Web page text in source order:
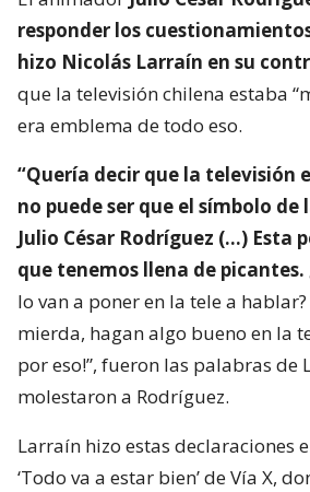
responder los
hizo Nicolás Larraín en su
que la televisión chilena estaba
era emblema de todo eso.
“Quería decir que la televisión
no puede ser que el símbolo de
Julio César Rodríguez (…) Esta
que tenemos llena de picantes.
lo van a poner en la tele a hablar?
mierda, hagan algo bueno en la
por eso!”, fueron las palabras de
molestaron a Rodríguez.
Larraín hizo estas declaraciones
‘Todo va a estar bien’ de Vía X,